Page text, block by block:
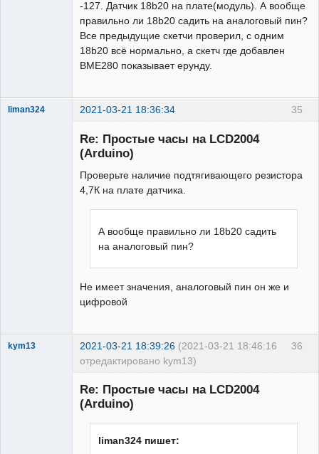
-127. Датчик 18b20 на плате(модуль). А вообще
правильно ли 18b20 садить на аналоговый пин?
Все предыдущие скетчи проверил, с одним
18b20 всё нормально, а скетч где добавлен
BME280 показывает ерунду.
35
liman324 2021-03-21 18:36:34
Re: Простые часы на LCD2004
(Arduino)
Проверьте наличие подтягивающего резистора
4,7К на плате датчика.
А вообще правильно ли 18b20 садить
на аналоговый пин?
Не имеет значения, аналоговый пин он же и
цифровой
36
kym13 2021-03-21 18:39:26 (2021-03-21 18:46:16
отредактировано kym13)
Re: Простые часы на LCD2004
(Arduino)
liman324 пишет: